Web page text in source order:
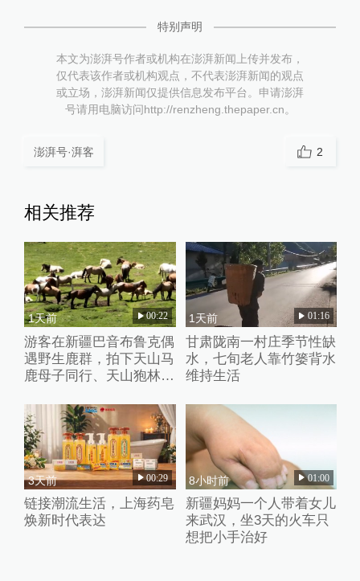
特别声明
本文为澎湃号作者或机构在澎湃新闻上传并发布，
仅代表该作者或机构观点，不代表澎湃新闻的观点
或立场，澎湃新闻仅提供信息发布平台。申请澎湃
号请用电脑访问http://renzheng.thepaper.cn。
澎湃号·湃客 2
相关推荐
1天前 00:22
游客在新疆巴音布鲁克偶
遇野生鹿群，拍下天山马
鹿母子同行、天山狍林间
1天前 01:16
甘肃陇南一村庄季节性缺
水，七旬老人靠竹篓背水
维持生活
3天前 00:29
链接潮流生活，上海药皂
焕新时代表达
8小时前 01:00
新疆妈妈一个人带着女儿
来武汉，坐3天的火车只
想把小手治好